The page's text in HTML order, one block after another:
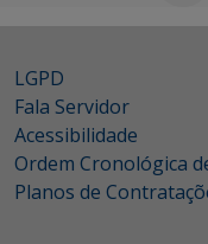
LGPD
Fala Servidor
Acessibilidade
Ordem Cronológica
Planos de